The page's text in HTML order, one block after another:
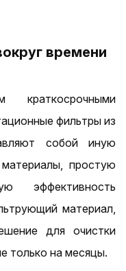
времени
фильтры из
собой иную
простую
эффективность
материал,
для очистки
только на месяцы.